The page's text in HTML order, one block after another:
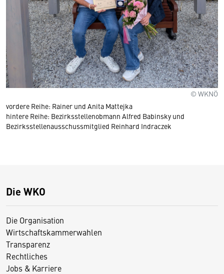
© WKNÖ
vordere Reihe: Rainer und Anita Mattejka
hintere Reihe: Bezirksstellenobmann Alfred Babinsky und
Bezirksstellenausschussmitglied Reinhard Indraczek
Die WKO
Die Organisation
Wirtschaftskammerwahlen
Transparenz
Rechtliches
Jobs & Karriere